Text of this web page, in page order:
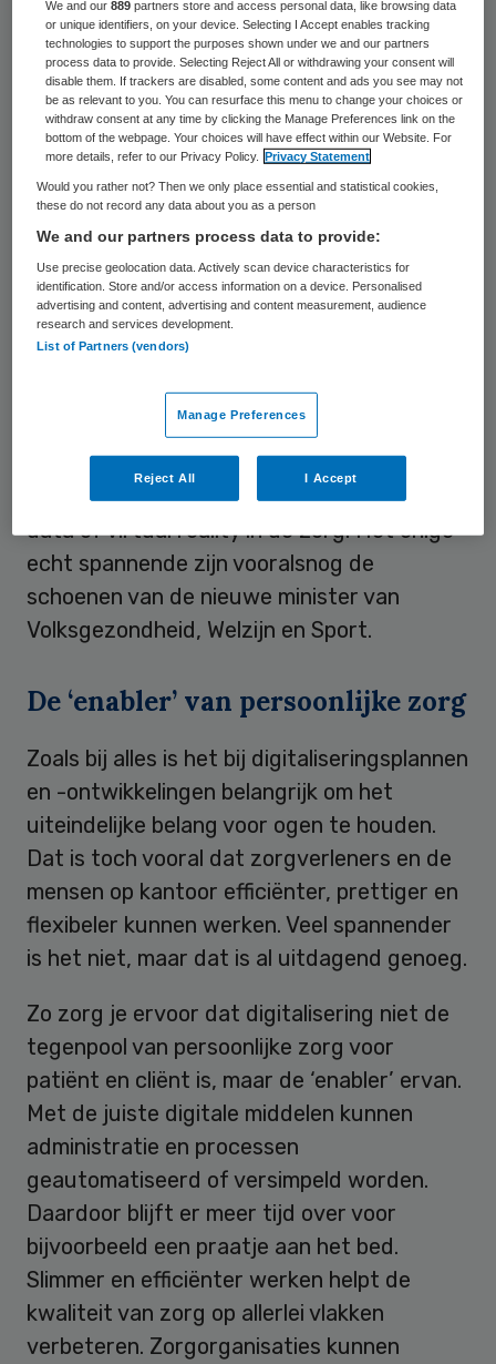
virtual reality en big data. Maar het lijkt me
beter om digitale technologie nu vooral in te
zetten om medewerkers in de zorg beter te
ondersteunen in hun werk. First things first.
In die misschien weinig tot de verbeelding
sprekende ambitie, vind ik Rutte III aan mijn
zijde. In het nieuwe regeerakkoord is 40
miljoen extra gereserveerd voor
innovatieve werkwijzen (e-health) en
digitale ondersteuning om ‘de schaarse
benutten’. Verder zijn er in het akkoord,
onder het vooral degelijke motto
Vertrouwen in de toekomst, geen visionaire
plannen te vinden over robotisering, big
data of virtual reality in de zorg. Het enige
echt spannende zijn vooralsnog de
schoenen van de nieuwe minister van
Volksgezondheid, Welzijn en Sport.
De ‘enabler’ van persoonlijke zorg
Zoals bij alles is het bij digitaliseringsplannen
en -ontwikkelingen belangrijk om het
uiteindelijke belang voor ogen te houden.
Dat is toch vooral dat zorgverleners en de
mensen op kantoor efficiënter, prettiger en
flexibeler kunnen werken. Veel spannender
is het niet, maar dat is al uitdagend genoeg.
Zo zorg je ervoor dat digitalisering niet de
tegenpool van persoonlijke zorg voor
patiënt en cliënt is, maar de ‘enabler’ ervan.
Met de juiste digitale middelen kunnen
administratie en processen
geautomatiseerd of versimpeld worden.
Daardoor blijft er meer tijd over voor
bijvoorbeeld een praatje aan het bed.
Slimmer en efficiënter werken helpt de
kwaliteit van zorg op allerlei vlakken
verbeteren. Zorgorganisaties kunnen
We and our889 partners store and access personal data, like browsing data
or unique identifiers, on your device. Selecting I Accept enables tracking
technologies to support the purposes shown under we and our partners
process data to provide. Selecting Reject All or withdrawing your consent will
disable them. If trackers are disabled, some content and ads you see may not
be as relevant to you. You can resurface this menu to change your choices or
withdraw consent at any time by clicking the Manage Preferences link on the
bottom of the webpage. Your choices will have effect within our Website. For
more details, refer to our Privacy Policy.
Privacy Statement
Would you rather not? Then we only place essential and statistical cookies,
these do not record any data about you as a person
We and our partners process data to provide:
Use precise geolocation data. Actively scan device characteristics for
identification. Store and/or access information on a device. Personalised
advertising and content, advertising and content measurement, audience
research and services development.
List of Partners (vendors)
Manage Preferences
Reject All I Accept